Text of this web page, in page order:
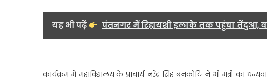
यह भी पढ़ें पंतनगर में रिहायशी इलाके तक पहुंचा तेंदुआ,
कार्यक्रम में महाविद्यालय के प्राचार्य नरेंद्र सिंह बनकोटि ने भी मंत्री का